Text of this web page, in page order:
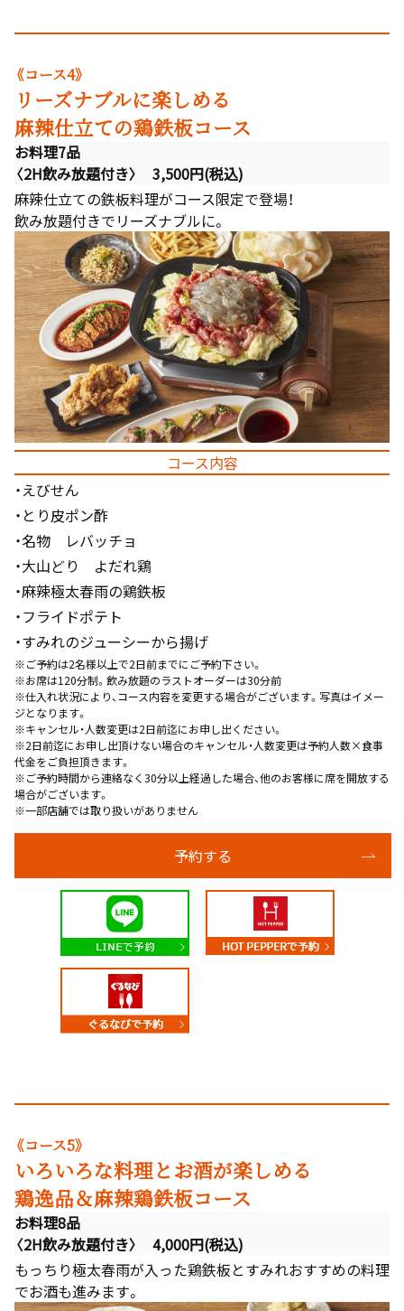
《コース4》
リーズナブルに楽しめる
麻辣仕立ての鶏鉄板コース
お料理7品
〈2H飲み放題付き〉 3,500円(税込)
麻辣仕立ての鉄板料理がコース限定で登場！
飲み放題付きでリーズナブルに。
コース内容
・えびせん
・とり皮ポン酢
・名物 レバッチョ
・大山どり よだれ鶏
・麻辣極太春雨の鶏鉄板
・フライドポテト
・すみれのジューシーから揚げ
※ご予約は2名様以上で2日前までにご予約下さい。
※お席は120分制。飲み放題のラストオーダーは30分前
※仕入れ状況により、コース内容を変更する場合がございます。写真はイメー
ジとなります。
※キャンセル・人数変更は2日前迄にお申し出ください。
※2日前迄にお申し出頂けない場合のキャンセル・人数変更は予約人数×食事
代金をご負担頂きます。
※ご予約時間から連絡なく30分以上経過した場合、他のお客様に席を開放する
場合がございます。
※一部店舗では取り扱いがありません
予約する
《コース5》
いろいろな料理とお酒が楽しめる
鶏逸品＆麻辣鶏鉄板コース
お料理8品
〈2H飲み放題付き〉 4,000円(税込)
もっちり極太春雨が入った鶏鉄板とすみれおすすめの料理
でお酒も進みます。